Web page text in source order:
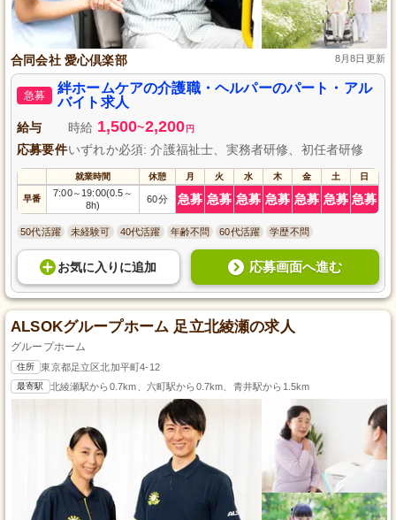
合同会社 愛心倶楽部 8月8日更新
急募
絆ホームケアの介護職・ヘルパーのパート・アル
バイト求人
給与 時給 1,500~2,200 円
応募要件いずれか必須: 介護福祉士、実務者研修、初任者研修
就業時間 休憩 月 火 水 木 金 土 日
早番
7:00～ 19:00(0.5 ～
8h)
60分 急募 急募 急募 急募 急募 急募 急募
50代活躍 未経験可 40代活躍 年齢不問 60代活躍 学歴不問
お気に入り に追加 応募画面へ進む
ALSOKグループホーム 足立北綾瀬の求人
グループホーム
住所 東京都足立区北加平町4-12
最寄駅 北綾瀬駅から0.7km、六町駅から0.7km、青井駅から1.5km